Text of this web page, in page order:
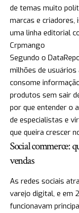
de temas muito
marcas e criadores,
uma linha editorial
Crpmango
Segundo o
milhões de usuários
consome
produtos sem sair
por que entender o
de especialistas e
que queira crescer
Social commerce:
vendas
As redes sociais
varejo digital, e em
funcionavam